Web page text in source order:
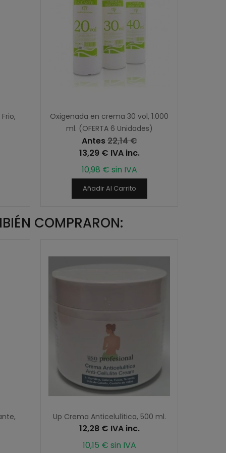
Oxigenada en crema 30 vol, 1.000
ml. (OFERTA 6 Unidades)
Antes22,14 €
13,29 € IVA inc.
10,98 € sin IVA
Añadir Al Carrito
COMPRARON:
Up Crema Anticelulítica, 500 ml.
12,28 € IVA inc.
10,15 € sin IVA